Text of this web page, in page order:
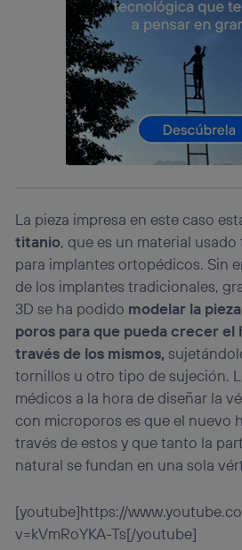
La pieza impresa en este caso
titanio, que es un material
para implantes ortopédicos. Sin
de los implantes tradicionales,
3D se ha podido modelar la
poros para que pueda crecer el
través de los mismos,
tornillos u otro tipo de sujeción.
médicos a la hora de diseñar la
con microporos es que el nuevo
través de estos y que tanto la
natural se fundan en una sola
[youtube]https://
v=kVmRoYKA-Ts[/youtube]
consienta el uso de la tecnología
identificador. Típicamente:
Si utilizas una
conexión de
el marketing o análisis se
actividades de navegación de
que hayan dado su
Si utilizasdatos móviles, el
personalizado, ya que se basará
navegación del usuario del móvil.
visitando el portal de privacidad
(“consenthub”)
. Para más
la política de privacidad de Utiq.